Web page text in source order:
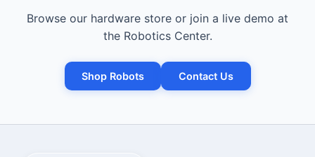
Browse our hardware store or join a live demo at
the Robotics Center.
Shop Robots Contact Us